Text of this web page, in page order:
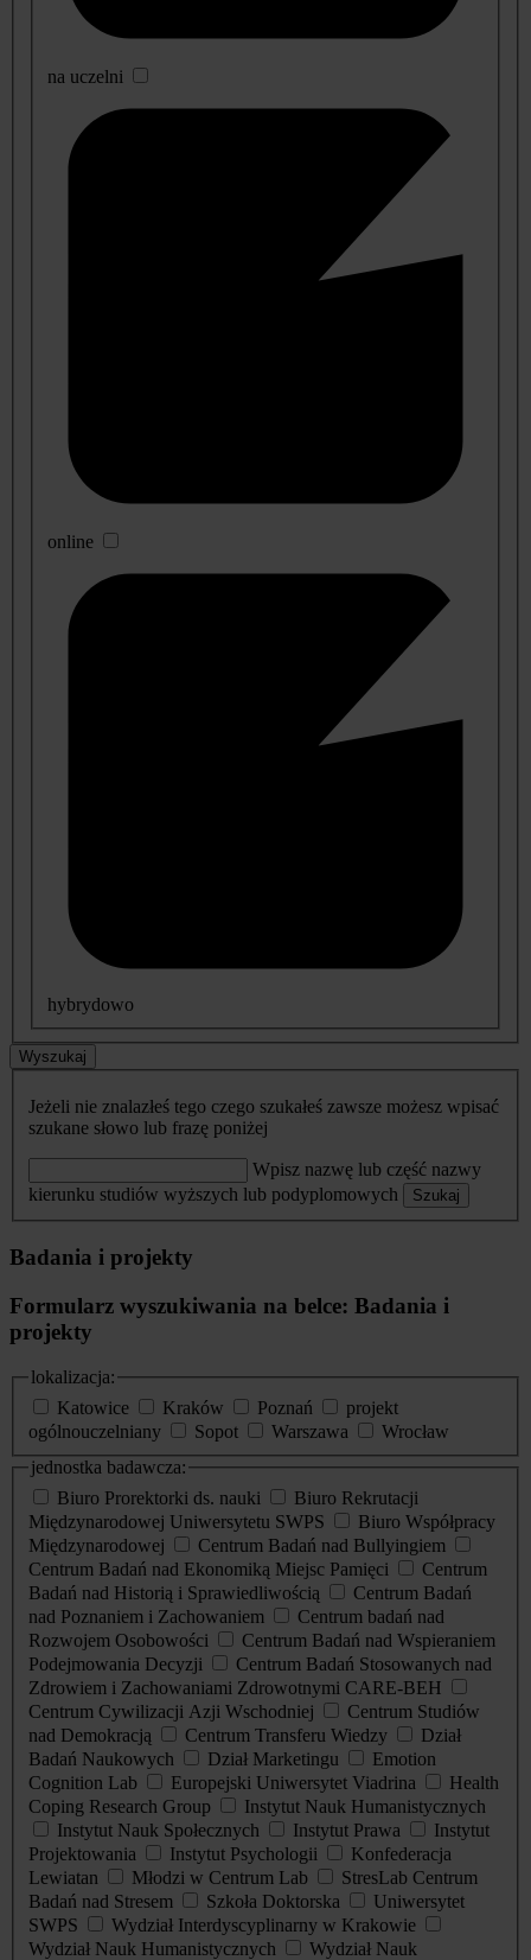
na uczelni
online
hybrydowo
Wyszukaj
Jeżeli nie znalazłeś tego czego szukałeś zawsze możesz wpisać
szukane słowo lub frazę poniżej
Wpisz nazwę lub część nazwy
kierunku studiów wyższych lub podyplomowych
Szukaj
Badania i projekty
Formularz wyszukiwania na belce: Badania i
projekty
lokalizacja:
Katowice
Kraków Poznań
projekt
ogólnouczelniany
Sopot Warszawa
Wrocław
jednostka badawcza:
Biuro Prorektorki ds. nauki
Biuro Rekrutacji
Międzynarodowej Uniwersytetu SWPS
Biuro Współpracy
Międzynarodowej
Centrum Badań nad Bullyingiem
Centrum Badań nad Ekonomiką Miejsc Pamięci
Centrum
Badań nad Historią i Sprawiedliwością
Centrum Badań
nad Poznaniem i Zachowaniem
Centrum badań nad
Rozwojem Osobowości
Centrum Badań nad Wspieraniem
Podejmowania Decyzji
Centrum Badań Stosowanych nad
Zdrowiem i Zachowaniami Zdrowotnymi CARE-BEH
Centrum Cywilizacji Azji Wschodniej
Centrum Studiów
nad Demokracją
Centrum Transferu Wiedzy
Dział
Badań Naukowych
Dział Marketingu
Emotion
Cognition Lab
Europejski Uniwersytet Viadrina
Health
Coping Research Group
Instytut Nauk Humanistycznych
Instytut Nauk Społecznych
Instytut Prawa
Instytut
Projektowania
Instytut Psychologii
Konfederacja
Lewiatan
Młodzi w Centrum Lab
StresLab Centrum
Badań nad Stresem
Szkoła Doktorska
Uniwersytet
SWPS
Wydział Interdyscyplinarny w Krakowie
Wydział Nauk Humanistycznych
Wydział Nauk